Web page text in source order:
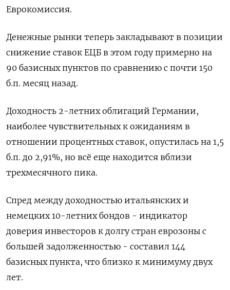
Еврокомиссия.
Денежные рынки теперь закладывают в позиции
снижение ставок ЕЦБ в этом году примерно на
90 базисных пунктов по сравнению с почти 150
б.п. месяц назад.
Доходность 2-летних облигаций Германии,
наиболее чувствительных к ожиданиям в
отношении процентных ставок, опустилась на 1,5
б.п. до 2,91%, но всё еще находится вблизи
трехмесячного пика.
Спред между доходностью итальянских и
немецких 10-летних бондов - индикатор
доверия инвесторов к долгу стран еврозоны с
большей задолженностью - составил 144
базисных пункта, что близко к минимуму двух
лет.